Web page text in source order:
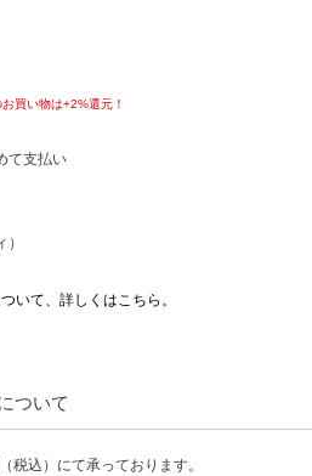
買い物は+2%還元！
て支払い
いて、詳しくはこちら。
ついて
税込）にて承っております。